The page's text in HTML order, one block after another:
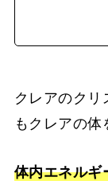
クレアのクリ
もクレアの体
体内エネルギ